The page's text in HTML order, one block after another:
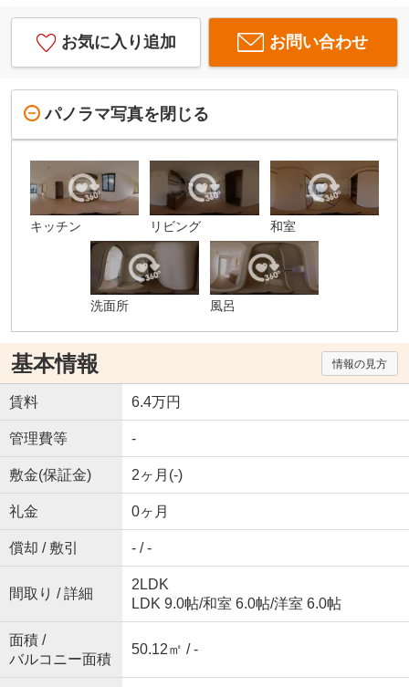
お気に入り追加 お問い合わせ
パノラマ写真を閉じる
キッチン リビング 和室
洗面所 風呂
基本情報 情報の見方
賃料 6.4万円
管理費等 -
敷金(保証金) 2ヶ月(-)
礼金 0ヶ月
償却 / 敷引 - / -
間取り / 詳細
2LDK
LDK 9.0帖/和室 6.0帖/洋室 6.0帖
面積 /
バルコニー面積
50.12㎡ / -